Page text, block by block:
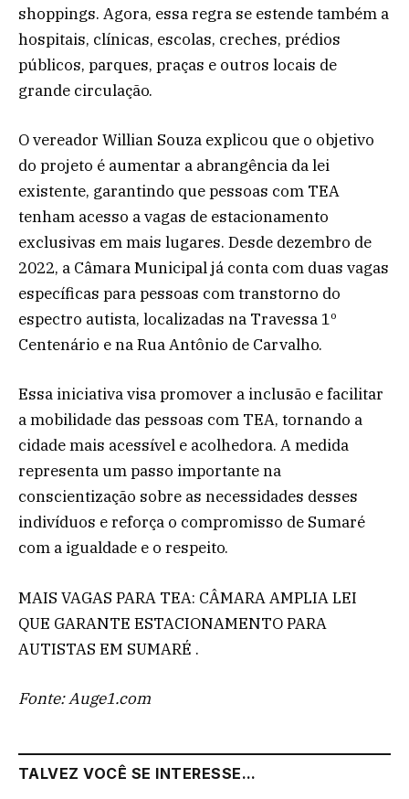
shoppings. Agora, essa regra se estende também a
hospitais, clínicas, escolas, creches, prédios
públicos, parques, praças e outros locais de
grande circulação.
O vereador Willian Souza explicou que o objetivo
do projeto é aumentar a abrangência da lei
existente, garantindo que pessoas com TEA
tenham acesso a vagas de estacionamento
exclusivas em mais lugares. Desde dezembro de
2022, a Câmara Municipal já conta com duas vagas
específicas para pessoas com transtorno do
espectro autista, localizadas na Travessa 1º
Centenário e na Rua Antônio de Carvalho.
Essa iniciativa visa promover a inclusão e facilitar
a mobilidade das pessoas com TEA, tornando a
cidade mais acessível e acolhedora. A medida
representa um passo importante na
conscientização sobre as necessidades desses
indivíduos e reforça o compromisso de Sumaré
com a igualdade e o respeito.
MAIS VAGAS PARA TEA: CÂMARA AMPLIA LEI
QUE GARANTE ESTACIONAMENTO PARA
AUTISTAS EM SUMARÉ .
Fonte: Auge1.com
TALVEZ VOCÊ SE INTERESSE...